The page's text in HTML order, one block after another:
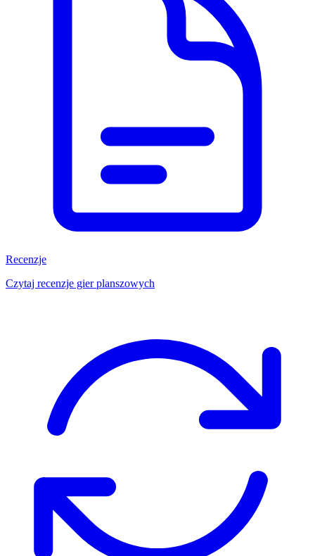
Recenzje
Czytaj recenzje gier planszowych